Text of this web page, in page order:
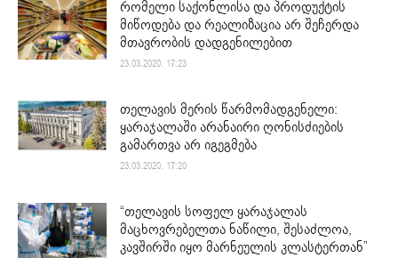
რომელი საქონლისა და პროდუქტის
მიწოდება და რეალიზაცია არ შეჩერდა
მთავრობის დადგენილებით
23.03.2020. 17:23
თელავის მერის წარმომადგენელი:
ყარაჯალაში არანაირი ღონისძიების
გამართვა არ იგეგმება
23.03.2020. 17:20
“თელავის სოფელ ყარაჯალას
მაცხოვრებელთა ნაწილი, შესაძლოა,
კავშირში იყო მარნეულის კლასტერთან”